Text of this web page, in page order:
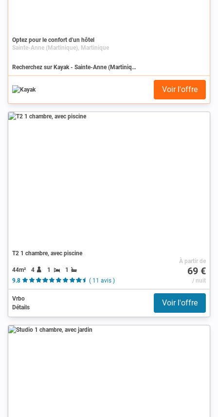
Optez pour le confort d'un hôtel
Sainte-Anne (Martinique), Martinique
Recherchez sur Kayak - Sainte-Anne (Martinique)
Voir l'offre
T2 1 chambre, avec piscine
44m² 4 1
1
9.8
( 11 avis )
À partir de
69 €
/ nuit
Vrbo
Détails
Voir l'offre